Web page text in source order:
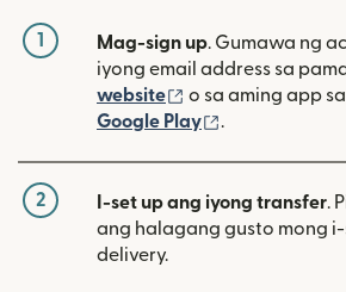
1 Mag-sign up. Gumawa ng
iyong email address sa
website
(bubukas sa
o sa aming app sa
Google Play
.
2 I-set up ang iyong transfer.
ang halagang gusto mong
delivery.